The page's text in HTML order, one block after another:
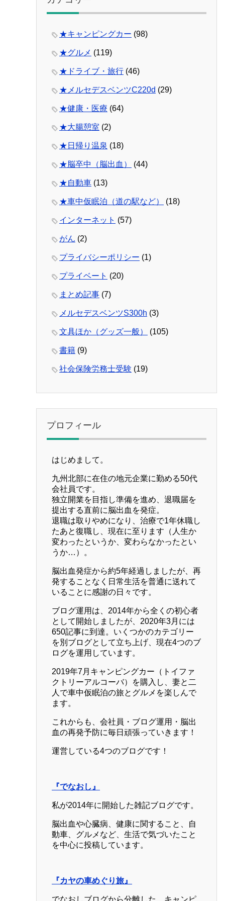
★キャンピングカー (98)
★グルメ (119)
★ドライブ・旅行 (46)
★メルセデスベンツC220d (29)
★健康・医療 (64)
★大腸憩室 (2)
★日帰り温泉 (18)
★脳卒中（脳出血） (44)
★自動車 (13)
★車中仮眠泊（道の駅など） (18)
インターネット (57)
がん (2)
プライバシーポリシー (1)
プライベート (20)
まとめ記事 (7)
メルセデスベンツS300h (3)
文具ほか（グッズ一般） (105)
書籍 (9)
社会保険労務士受験 (19)
プロフィール
はじめまして。
九州北部に在住の地元企業に勤める50代
会社員です。
独立開業を目指し準備を進め、退職届を
提出する直前に脳出血を発症。
退職は取りやめになり、治療で1年休職し
たあと復職し、現在に至ります（人生か
変わったというか、変わらなかったとい
うか…）。
脳出血発症から約5年経過しましたが、再
発することなく日常生活を普通に送れて
いることに感謝の日々です。
ブログ運用は、2014年から全くの初心者
として開始しましたが、2020年3月には
650記事に到達。いくつかのカテゴリー
を別ブログとして立ち上げ、現在4つのブ
ログを運用しています。
2019年7月キャンピングカー（トイファ
クトリーアルコーバ）を購入し、妻と二
人で車中仮眠泊の旅とグルメを楽しんで
ます。
これからも、会社員・ブログ運用・脳出
血の再発予防に毎日頑張っていきます！
運営している4つのブログです！
『でなおし』
私が2014年に開始した雑記ブログです。
脳出血や心臓病、健康に関すること、自
動車、グルメなど、生活で気づいたこと
を中心に投稿しています。
『カヤの車めぐり旅』
でなおしブログから分離した、キャンピ